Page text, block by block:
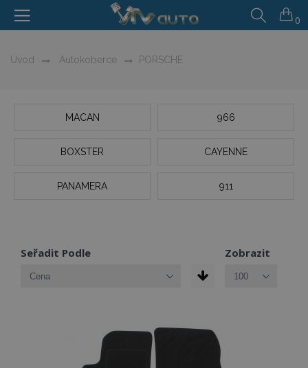
0
Úvod Autokoberce PORSCHE
MACAN 966
BOXSTER CAYENNE
PANAMERA 911
Seřadit Podle Zobrazit